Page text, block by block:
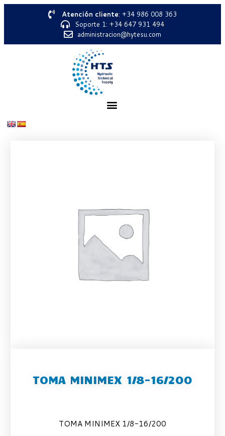
Atención cliente: +34 986 008 363
Soporte 1: +34 647 931 494
administracion@hytesu.com
TOMA MINIMEX 1/8-16/200
TOMA MINIMEX 1/8-16/200